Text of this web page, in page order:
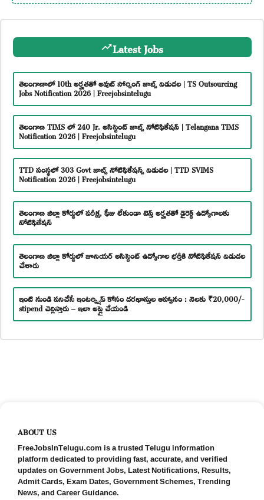
Latest Jobs
తెలంగాణాలో 10th అర్హతతో అవుట్ సోర్సింగ్ జాబ్స్ విడుదల | TS Outsourcing
Jobs Notification 2026 | Freejobsintelugu
తెలంగాణ TIMS లో 240 Jr. అసిస్టెంట్ జాబ్స్ నోటిఫికేషన్ | Telangana TIMS
Notification 2026 | Freejobsintelugu
TTD సంస్థలో 303 Govt జాబ్స్ నోటిఫికేషన్స్ విడుదల | TTD SVIMS
Notification 2026 | Freejobsintelugu
తెలంగాణ జిల్లా కోర్టులో పరీక్ష, ఫీజు లేకుండా టెన్త్ అర్హతతో డైరెక్ట్ ఉద్యోగాలకు
నోటిఫికేషన్
తెలంగాణ జిల్లా కోర్టులో జూనియర్ అసిస్టెంట్ ఉద్యోగాల భర్తీకి నోటిఫికేషన్ విడుదల
చేశారు
ఇంటి నుండి పనిచేసే ఇంటర్న్షిప్ కోసం దరఖాస్తుల ఆహ్వానం : నెలకు ₹20,000/-
stipend చెల్లిస్తారు – ఇలా అప్లై చేయండి
ABOUT US
FreeJobsInTelugu.com is a trusted Telugu information
platform dedicated to providing fast, accurate, and verified
updates on Government Jobs, Latest Notifications, Results,
Admit Cards, Exam Dates, Government Schemes, Trending
News, and Career Guidance.